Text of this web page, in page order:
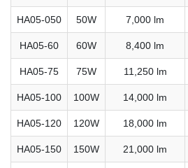
HA05-050 50W 7,000 lm
HA05-60 60W 8,400 lm
HA05-75 75W 11,250 lm
HA05-100 100W 14,000 lm
HA05-120 120W 18,000 lm
HA05-150 150W 21,000 lm